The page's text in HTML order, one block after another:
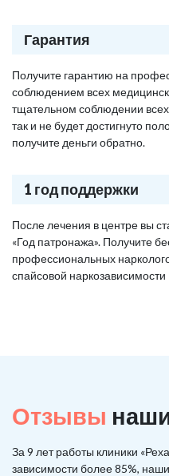
Гарантия
Получите гарантию на
соблюдением всех
тщательном соблюдении
так и не будет достигнуто
получите деньги обратно.
1 год поддержки
После лечения в центре вы
«Год патронажа». Получите
профессиональных
спайсовой наркозависимости
Отзывы
За 9 лет работы клиники
зависимости более 85%,